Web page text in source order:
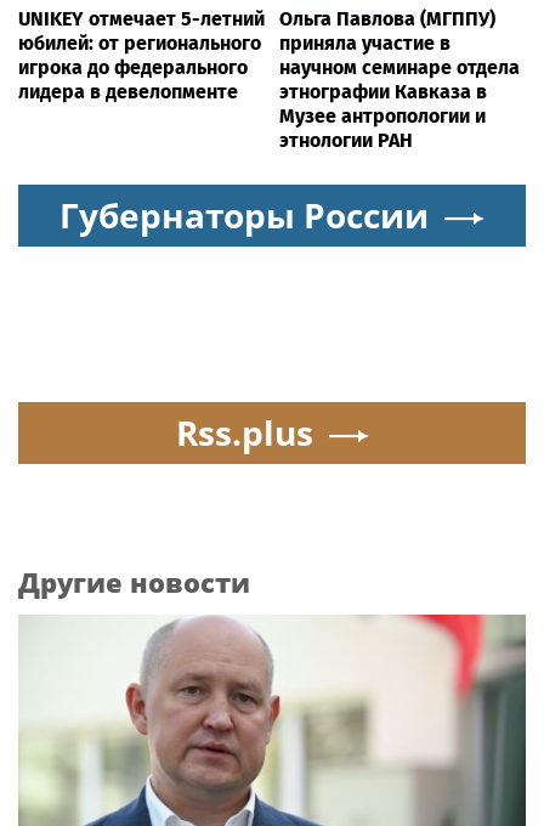
UNIKEY отмечает 5-летний
юбилей: от регионального
игрока до федерального
лидера в девелопменте
Ольга Павлова (МГППУ)
приняла участие в
научном семинаре отдела
этнографии Кавказа в
Музее антропологии и
этнологии РАН
Губернаторы России
Rss.plus
Другие новости